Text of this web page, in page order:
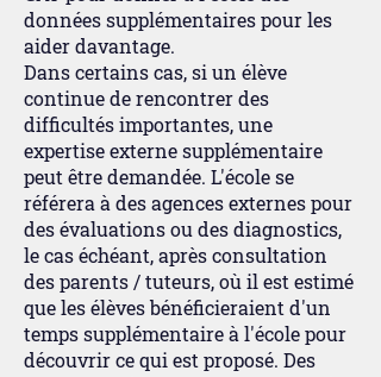
données supplémentaires pour les
aider davantage.
Dans certains cas, si un élève
continue de rencontrer des
difficultés importantes, une
expertise externe supplémentaire
peut être demandée. L'école se
référera à des agences externes pour
des évaluations ou des diagnostics,
le cas échéant, après consultation
des parents / tuteurs, où il est estimé
que les élèves bénéficieraient d'un
temps supplémentaire à l'école pour
découvrir ce qui est proposé. Des